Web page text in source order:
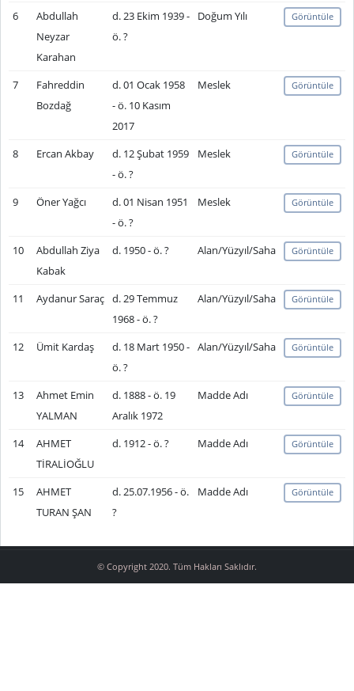
6
Abdullah
Neyzar
Karahan
d. 23 Ekim 1939 -
ö. ?
Doğum Yılı Görüntüle
7
Fahreddin
Bozdağ
d. 01 Ocak 1958
- ö. 10 Kasım
2017
Meslek Görüntüle
8 Ercan Akbay
d. 12 Şubat 1959
- ö. ?
Meslek Görüntüle
9 Öner Yağcı
d. 01 Nisan 1951
- ö. ?
Meslek Görüntüle
10
Abdullah Ziya
Kabak
d. 1950 - ö. ? Alan/Yüzyıl/Saha Görüntüle
11 Aydanur Saraç d. 29 Temmuz
1968 - ö. ?
Alan/Yüzyıl/Saha Görüntüle
12 Ümit Kardaş
d. 18 Mart 1950 -
ö. ?
Alan/Yüzyıl/Saha Görüntüle
13
Ahmet Emin
YALMAN
d. 1888 - ö. 19
Aralık 1972
Madde Adı Görüntüle
14
AHMET
TİRALİOĞLU
d. 1912 - ö. ? Madde Adı Görüntüle
15
AHMET
TURAN ŞAN
d. 25.07.1956 - ö.
?
Madde Adı Görüntüle
© Copyright 2020. Tüm Hakları Saklıdır.